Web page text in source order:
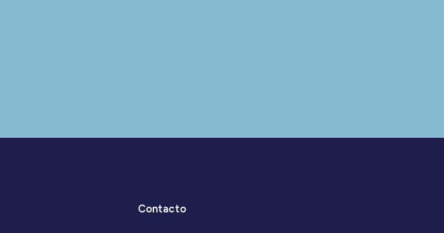
Contacto